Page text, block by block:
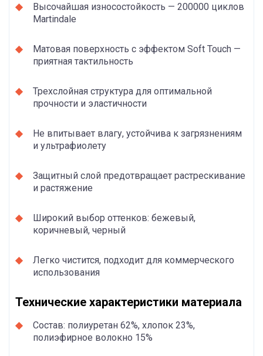
Высочайшая износостойкость — 200000 циклов
Martindale
Матовая поверхность с эффектом Soft Touch —
приятная тактильность
Трехслойная структура для оптимальной
прочности и эластичности
Не впитывает влагу, устойчива к загрязнениям
и ультрафиолету
Защитный слой предотвращает растрескивание
и растяжение
Широкий выбор оттенков: бежевый,
коричневый, черный
Легко чистится, подходит для коммерческого
использования
Технические характеристики материала
Состав: полиуретан 62%, хлопок 23%,
полиэфирное волокно 15%